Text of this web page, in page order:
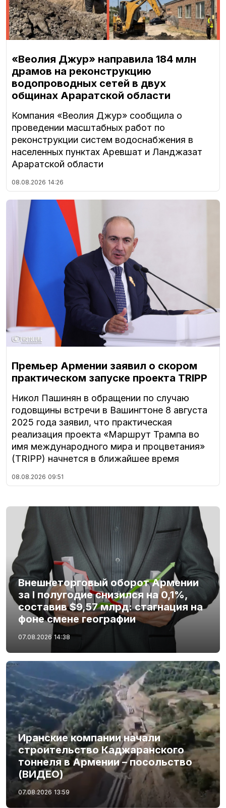
«Веолия Джур» направила 184 млн
драмов на реконструкцию
водопроводных сетей в двух
общинах Араратской области
Компания «Веолия Джур» сообщила о
проведении масштабных работ по
реконструкции систем водоснабжения в
населенных пунктах Аревшат и Ланджазат
Араратской области
08.08.2026 14:26
Премьер Армении заявил о скором
практическом запуске проекта TRIPP
Никол Пашинян в обращении по случаю
годовщины встречи в Вашингтоне 8 августа
2025 года заявил, что практическая
реализация проекта «Маршрут Трампа во
имя международного мира и процветания»
(TRIPP) начнется в ближайшее время
08.08.2026 09:51
Внешнеторговый оборот Армении
за I полугодие снизился на 0,1%,
составив $9,57 млрд: стагнация на
фоне смене географии
07.08.2026 14:38
Иранские компании начали
строительство Каджаранского
тоннеля в Армении – посольство
(ВИДЕО)
07.08.2026 13:59